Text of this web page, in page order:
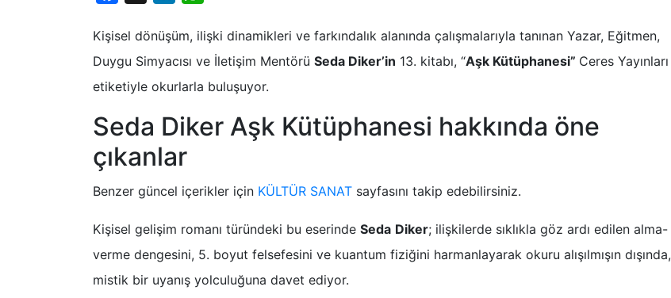
Kişisel dönüşüm, ilişki dinamikleri ve farkındalık alanında çalışmalarıyla tanınan Yazar, Eğitmen,
Duygu Simyacısı ve İletişim Mentörü Seda Diker’in 13. kitabı, “Aşk Kütüphanesi” Ceres Yayınları
etiketiyle okurlarla buluşuyor.
Seda Diker Aşk Kütüphanesi hakkında öne
çıkanlar
Benzer güncel içerikler için KÜLTÜR SANAT sayfasını takip edebilirsiniz.
Kişisel gelişim romanı türündeki bu eserinde Seda Diker; ilişkilerde sıklıkla göz ardı edilen alma-
verme dengesini, 5. boyut felsefesini ve kuantum fiziğini harmanlayarak okuru alışılmışın dışında,
mistik bir uyanış yolculuğuna davet ediyor.